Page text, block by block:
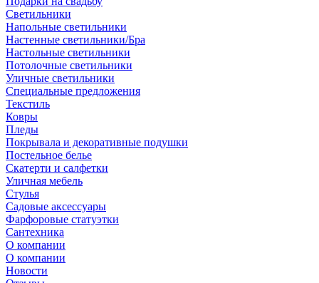
Светильники
Напольные светильники
Настенные светильники/Бра
Настольные светильники
Потолочные светильники
Уличные светильники
Специальные предложения
Текстиль
Ковры
Пледы
Покрывала и декоративные подушки
Постельное белье
Скатерти и салфетки
Уличная мебель
Стулья
Садовые аксессуары
Фарфоровые статуэтки
Сантехника
О компании
О компании
Новости